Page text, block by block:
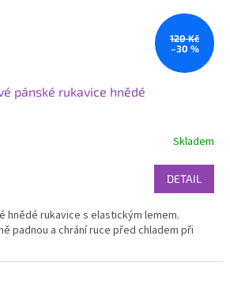
120 Kč
–30 %
pánské rukavice hnědé
Skladem
DETAIL
hnědé rukavice s elastickým lemem.
padnou a chrání ruce před chladem při